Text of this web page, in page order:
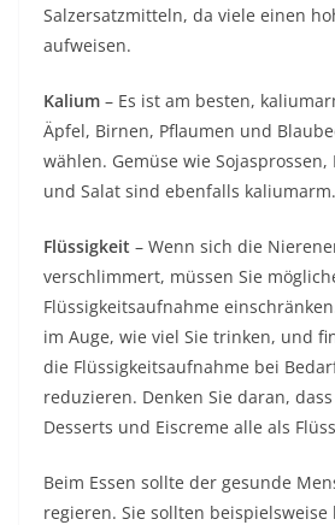
Salzersatzmitteln, da viele einen
aufweisen.
Kalium – Es ist am besten,
Äpfel, Birnen, Pflaumen und
wählen. Gemüse wie
und Salat sind ebenfalls kaliumarm.
Flüssigkeit – Wenn sich die
verschlimmert, müssen Sie
Flüssigkeitsaufnahme
im Auge, wie viel Sie trinken, und
die Flüssigkeitsaufnahme bei
reduzieren. Denken Sie daran,
Desserts und Eiscreme alle als
Beim Essen sollte der gesunde
regieren. Sie sollten